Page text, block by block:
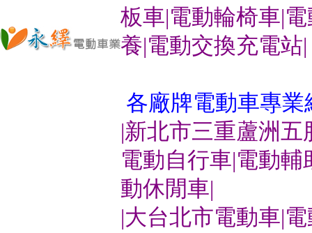
板車|電動輪椅車|
養|電動交換充電站|
各廠牌電動車專業
|新北市三重蘆洲
電動自行車|電動
動休閒車|
|大台北市電動車|